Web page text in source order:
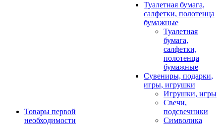
Товары первой
необходимости
Туалетная бумага,
салфетки, полотенца
бумажные
Туалетная
бумага,
салфетки,
полотенца
бумажные
Сувениры, подарки,
игры, игрушки
Игрушки, игры
Свечи,
подсвечники
Символика